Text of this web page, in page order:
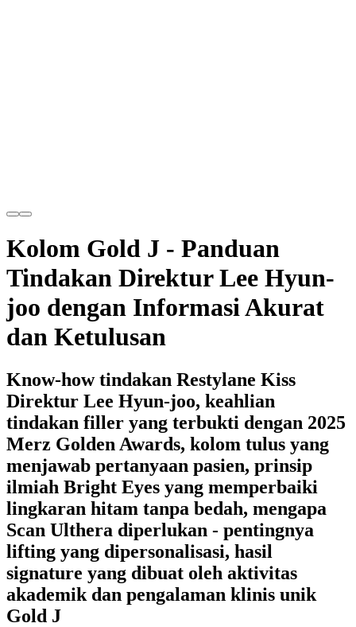
Kolom Gold J - Panduan
Tindakan Direktur Lee Hyun-
joo dengan Informasi Akurat
dan Ketulusan
Know-how tindakan Restylane Kiss
Direktur Lee Hyun-joo, keahlian
tindakan filler yang terbukti dengan 2025
Merz Golden Awards, kolom tulus yang
menjawab pertanyaan pasien, prinsip
ilmiah Bright Eyes yang memperbaiki
lingkaran hitam tanpa bedah, mengapa
Scan Ulthera diperlukan - pentingnya
lifting yang dipersonalisasi, hasil
signature yang dibuat oleh aktivitas
akademik dan pengalaman klinis unik
Gold J